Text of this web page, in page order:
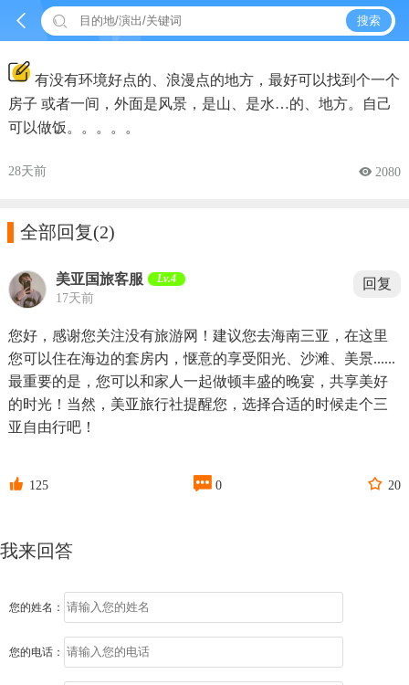
  搜索
有没有环境好点的、浪漫点的地方，最好可以找到个一个
房子 或者一间，外面是风景，是山、是水…的、地方。自己
可以做饭。。。。。
28天前  2080
全部回复(2)
美亚国旅客服 Lv.4
17天前
回复
您好，感谢您关注没有旅游网！建议您去海南三亚，在这里
您可以住在海边的套房内，惬意的享受阳光、沙滩、美景......
最重要的是，您可以和家人一起做顿丰盛的晚宴，共享美好
的时光！当然，美亚旅行社提醒您，选择合适的时候走个三
亚自由行吧！
 125  0  20
我来回答
您的姓名：
您的电话：